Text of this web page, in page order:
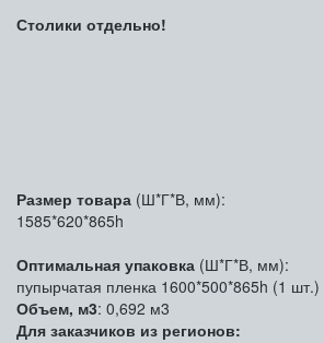
Столики отдельно!
Размер товара (Ш*Г*В, мм):
1585*620*865h
Оптимальная упаковка (Ш*Г*В, мм):
пупырчатая пленка 1600*500*865h (1 шт.)
Объем, м3: 0,692 м3
Для заказчиков из регионов: